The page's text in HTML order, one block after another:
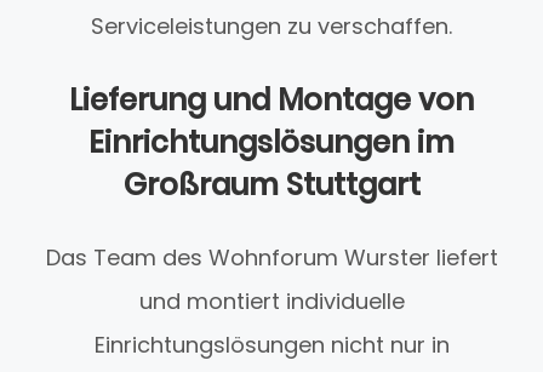
Serviceleistungen zu verschaffen.
Lieferung und Montage von
Einrichtungslösungen im
Großraum Stuttgart
Das Team des Wohnforum Wurster liefert
und montiert individuelle
Einrichtungslösungen nicht nur in